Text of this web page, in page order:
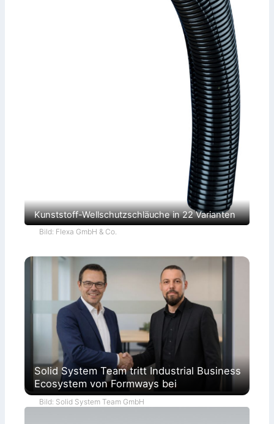
Kunststoff-Wellschutzschläuche in 22 Varianten
Bild: Flexa GmbH & Co.
Solid System Team tritt Industrial Business
Ecosystem von Formways bei
Bild: Solid System Team GmbH